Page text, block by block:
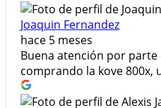
Joaquin Fernandez
hace 5 meses
Buena atención por parte
comprando la kove 800x,